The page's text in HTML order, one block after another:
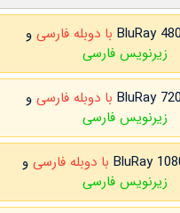
با دوبله فارسیو
زیرنویس فارسی
با دوبله فارسیو
زیرنویس فارسی
با دوبله فارسیو
زیرنویس فارسی